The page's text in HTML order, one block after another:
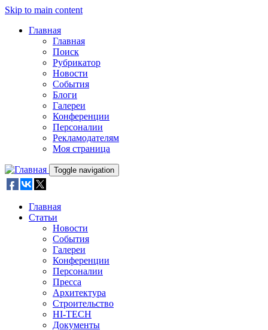
Skip to main content
Главная
Главная
Поиск
Рубрикатор
Новости
События
Блоги
Галереи
Конференции
Персоналии
Рекламодателям
Моя страница
Toggle navigation
Главная
Статьи
Новости
События
Галереи
Конференции
Персоналии
Пресса
Архитектура
Строительство
HI-TECH
Документы